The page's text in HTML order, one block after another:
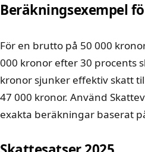
Beräkningsexempel
För en brutto på 50 000
000 kronor efter 30 procents
kronor sjunker effektiv skatt
47 000 kronor. Använd
exakta beräkningar baserat